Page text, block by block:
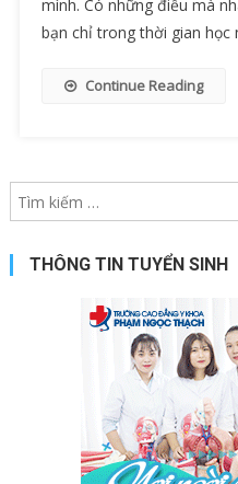
mình. Có những điều mà
bạn chỉ trong thời gian học
Continue Reading
THÔNG TIN TUYỂN SINH